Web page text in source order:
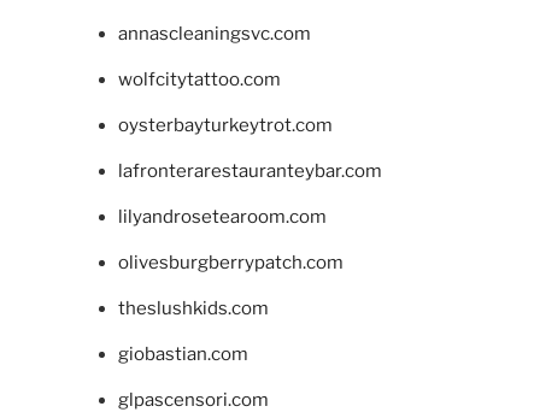
annascleaningsvc.com
wolfcitytattoo.com
oysterbayturkeytrot.com
lafronterarestauranteybar.com
lilyandrosetearoom.com
olivesburgberrypatch.com
theslushkids.com
giobastian.com
glpascensori.com